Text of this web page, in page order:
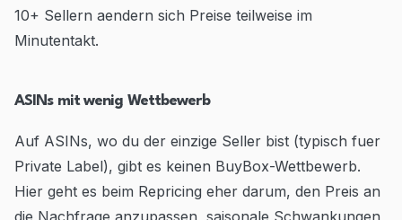
10+ Sellern aendern sich Preise teilweise im
Minutentakt.
ASINs mit wenig Wettbewerb
Auf ASINs, wo du der einzige Seller bist (typisch fuer
Private Label), gibt es keinen BuyBox-Wettbewerb.
Hier geht es beim Repricing eher darum, den Preis an
die Nachfrage anzupassen, saisonale Schwankungen